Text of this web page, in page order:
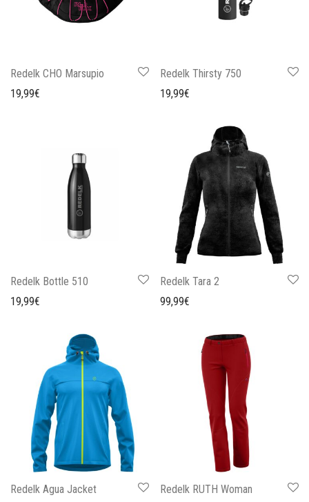
Redelk CHO Marsupio
19,99€
Redelk Thirsty 750
19,99€
Redelk Bottle 510
19,99€
Redelk Tara 2
99,99€
Redelk Agua Jacket
Redelk RUTH Woman